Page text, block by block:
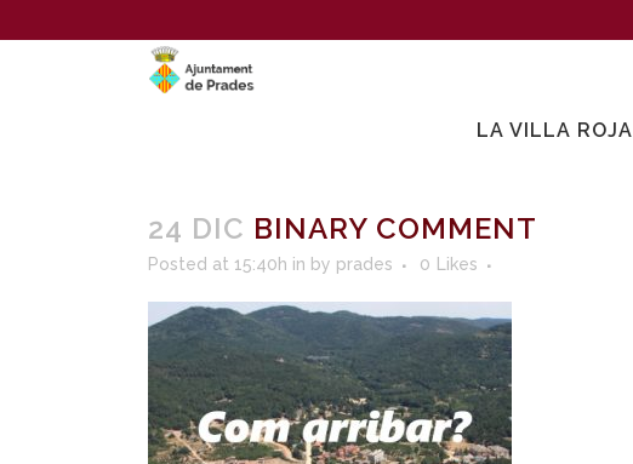
LA VILLA ROJA
24 DIC BINARY COMMENT
Posted at 15:40h in by prades 0 Likes